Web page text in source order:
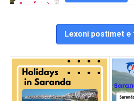
Lexoni postimet e